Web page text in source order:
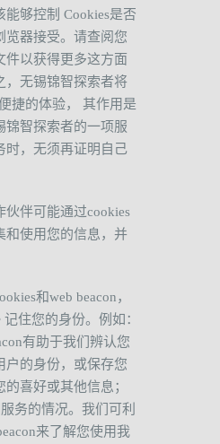
能够控制 Cookies是否
览器接受。请查阅您
件以获得更多这方面
，无锡锦智探索者将
捷的体验，
其作用是
锦智探索者的一项服
时，无须再证明自己
伙伴可能通过cookies
和使用您的信息，并
和web beacon，
记住您的身份。例如：
有助于我们辨认您
户的身份，或保存您
喜好或其他信息；
务的情况。我们可利
来了解您使用我